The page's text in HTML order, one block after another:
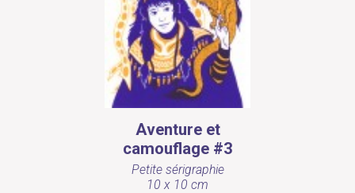
Aventure et
camouflage #3
Petite sérigraphie
10 x 10 cm